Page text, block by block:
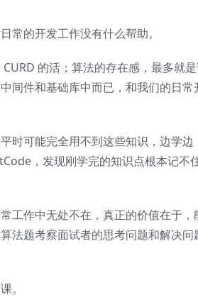
常的开发工作没有什么帮助。
的活；算法的存在感，最多就
间件和基础库中而已，和我们的日常
时可能完全用不到这些知识，边学边
，发现刚学完的知识点根本记不
工作中无处不在，真正的价值在于，
法题考察面试者的思考问题和解决问
。